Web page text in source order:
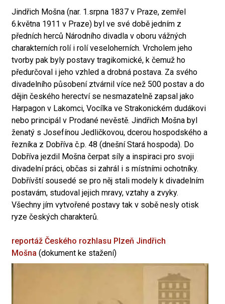
Jindřich Mošna (nar. 1.srpna 1837 v Praze, zemřel
6.května 1911 v Praze) byl ve své době jedním z
předních herců Národního divadla v oboru vážných
charakterních rolí i rolí veseloherních. Vrcholem jeho
tvorby pak byly postavy tragikomické, k čemuž ho
předurčoval i jeho vzhled a drobná postava. Za svého
divadelního působení ztvárnil více než 500 postav a do
dějin českého herectví se nesmazatelně zapsal jako
Harpagon v Lakomci, Vocílka ve Strakonickém dudákovi
nebo principál v Prodané nevěstě. Jindřich Mošna byl
ženatý s Josefínou Jedličkovou, dcerou hospodského a
řezníka z Dobříva č.p. 48 (dnešní Stará hospoda). Do
Dobříva jezdil Mošna čerpat síly a inspiraci pro svoji
divadelní práci, občas si zahrál i s místními ochotníky.
Dobřívští sousedé se pro něj stali modely k divadelním
postavám, studoval jejich mravy, vztahy a zvyky.
Všechny jím vytvořené postavy tak v sobě nesly otisk
ryze českých charakterů.
reportáž Českého rozhlasu Plzeň Jindřich
Mošna (dokument ke stažení)